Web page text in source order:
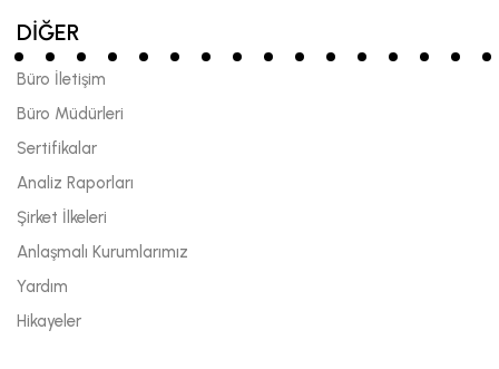
DİĞER
Büro İletişim
Büro Müdürleri
Sertifikalar
Analiz Raporları
Şirket İlkeleri
Anlaşmalı Kurumlarımız
Yardım
Hikayeler